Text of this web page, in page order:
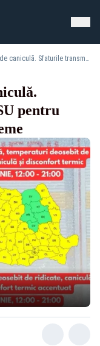
Cum să te protejezi de caniculă. Sfaturile transmise de IGSU pentru zilele cu temperaturi extreme
pentru